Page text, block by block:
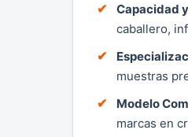
Capacidad
caballero,
muestras
Modelo
marcas en